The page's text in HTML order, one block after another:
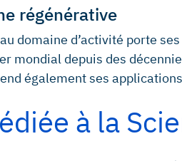
régénérative
domaine d’activité porte
depuis des
également ses
à la